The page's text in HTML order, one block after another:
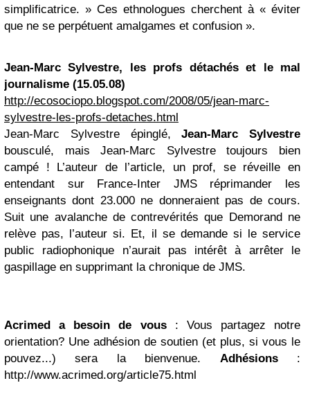
simplificatrice. » Ces ethnologues cherchent à « éviter
que ne se perpétuent amalgames et confusion ».
Jean-Marc Sylvestre, les profs détachés et le mal
journalisme (15.05.08)
http://ecosociopo.blogspot.com/2008/05/jean-marc-
sylvestre-les-profs-detaches.html
Jean-Marc Sylvestre épinglé,Jean-Marc Sylvestre
bousculé, mais Jean-Marc Sylvestre toujours bien
campé ! L’auteur de l’article, un prof, se réveille en
entendant sur France-Inter JMS réprimander les
enseignants dont 23.000 ne donneraient pas de cours.
Suit une avalanche de contrevérités que Demorand ne
relève pas, l’auteur si. Et, il se demande si le service
public radiophonique n’aurait pas intérêt à arrêter le
gaspillage en supprimant la chronique de JMS.
Acrimed a besoin de vous: Vous partagez notre
orientation? Une adhésion de soutien (et plus, si vous le
pouvez...) sera la bienvenue. Adhésions:
http://www.acrimed.org/article75.html